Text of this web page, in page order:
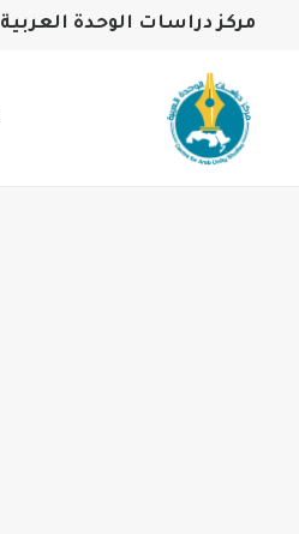
مركز دراسات الوحدة العربية